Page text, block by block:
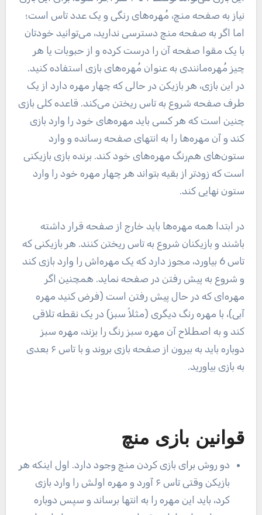
نیاز به صفحه منچ، مُهره‌های رنگی و یک عدد تاس است؛
اما اگر به صفحه منچ دسترسی ندارید، می‌توانید خودتان
با یک مقوا صفحه آن را درست کرده و از حبوبات یا هر
چیز مُهره‌مانندی به عنوان مُهره‌های بازی استفاده کنید.
در این بازی، هر بازیکن در حالی که چهار مهره دارد از یک
طرف صفحه شروع به تاس ریختن می‌کند. قاعده کلی بازی
چنین است که هر کسی باید مهره‌های خود را وارد بازی
کند و آن‌ مهره‌ها را به انتهای صفحه رسانده و وارد
ستون‌های هم‌رنگ مهره‌های خود کند. برنده بازی بازیکنی
است که زودتر از بقیه بتواند هر چهار مهره خود را وارد
ستون نهایی کند.
در ابتدا همه مهره‌ها باید خارج از صفحه قرار داشته
باشند و بازیکنان شروع به تاس ریختن کنند. هر بازیکنی که
تاس 6 بیاورد، مجوز دارد که یک مهره‌اش را وارد بازی کند
و شروع به پیش رفتن در صفحه نماید. همچنین اگر
مهره‌ای که در حال پیش رفتن است (فرض کنید مهره
آبی)، با مهره رنگ دیگری (مثلاً سبز) در یک نقطه تلاقی
کند و به اصطلاح آن مهره سبز رنگ را بزند، مهره سبز
دوباره باید به بیرون از صفحه بازی بروند و با تاس ۶ بعدی
به بازی بیاورید.
قوانین بازی منچ
دو روش برای بازی کردن منچ وجود دارد. اول اینکه هر
بازیکن وقتی تاس ۶ آورد و مهره اولش را وارد بازی
کرد، باید این مهره را به انتها برساند و سپس دوباره